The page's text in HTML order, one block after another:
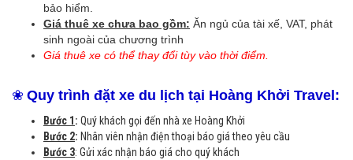
bảo hiểm.
Giá thuê xe chưa bao gồm: Ăn ngủ của tài xế, VAT, phát
sinh ngoài của chương trình
Giá thuê xe có thể thay đổi tùy vào thời điểm.
❀ Quy trình đặt xe du lịch tại Hoàng Khởi Travel:
Bước 1 : Quý khách gọi đến nhà xe Hoàng Khởi
Bước 2: Nhân viên nhận điện thoại báo giá theo yêu cầu
Bước 3: Gửi xác nhận báo giá cho quý khách